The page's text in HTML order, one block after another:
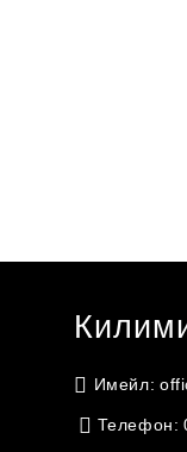
Имейл:
Телефон: